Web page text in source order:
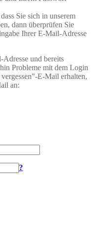
Sie sich in unserem
dann überprüfen Sie
Ihrer E-Mail-Adresse
und bereits
Probleme mit dem Login
E-Mail erhalten,
an:
?